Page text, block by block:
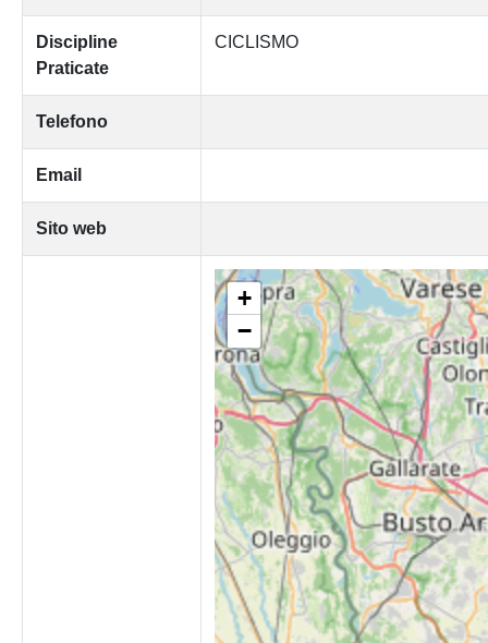
Discipline
Praticate
CICLISMO
Telefono
Email
Sito web
+
−